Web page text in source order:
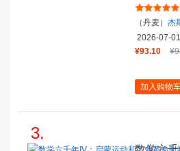
（丹麦） 杰
2026-07-01
¥93.10
加入购物
3.